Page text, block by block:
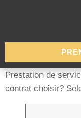
Prestation de
contrat choisir?